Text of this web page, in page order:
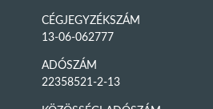
CÉGJEGYZÉKSZÁM
13-06-062777
ADÓSZÁM
22358521-2-13